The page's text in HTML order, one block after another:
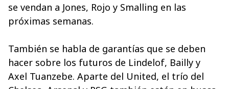
se vendan a Jones, Rojo y Smalling en las
próximas semanas.
También se habla de garantías que se deben
hacer sobre los futuros de Lindelof, Bailly y
Axel Tuanzebe. Aparte del United, el trío del